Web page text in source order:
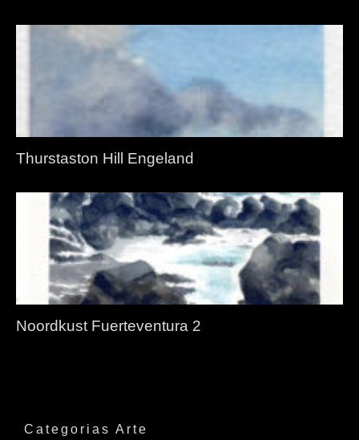
Thurstaston Hill Engeland
Noordkust Fuerteventura 2
Categorias Arte